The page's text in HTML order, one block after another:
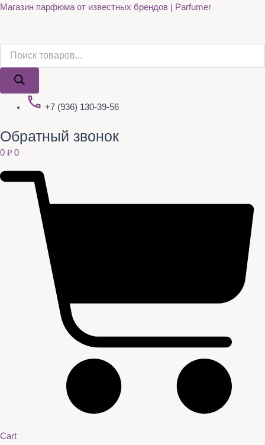
Перейти
Магазин парфюма от известных брендов | Parfumer
Поиск
+7 (936) 130-39-56
Обратный звонок
0 ₽ 0
Cart
Поиск
Quantity